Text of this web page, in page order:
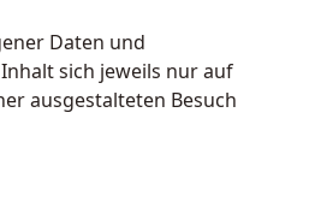
Daten und
sich jeweils nur auf
ausgestalteten Besuch